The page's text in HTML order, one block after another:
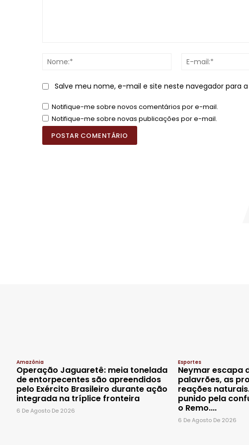
Nome:*
Salve meu nome, e-mail e site neste navegador para
Notifique-me sobre novos comentários por e-mail.
Notifique-me sobre novas publicações por e-mail.
Amazônia
Operação Jaguaretê: meia tonelada
de entorpecentes são apreendidos
pelo Exército Brasileiro durante ação
integrada na tríplice fronteira
6 De Agosto De 2026
Esportes
Neymar escapa
palavrões, as
reações
punido pela
o Remo....
6 De Agosto De 2026